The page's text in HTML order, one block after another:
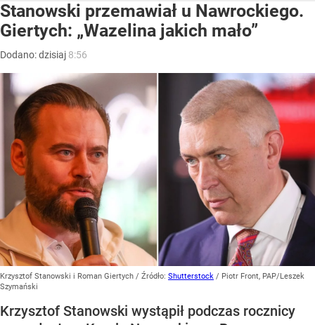
Stanowski przemawiał u Nawrockiego.
Giertych: „Wazelina jakich mało”
Dodano:dzisiaj 8:56
Krzysztof Stanowski i Roman Giertych / Źródło: Shutterstock / Piotr Front, PAP/Leszek
Szymański
Krzysztof Stanowski wystąpił podczas rocznicy